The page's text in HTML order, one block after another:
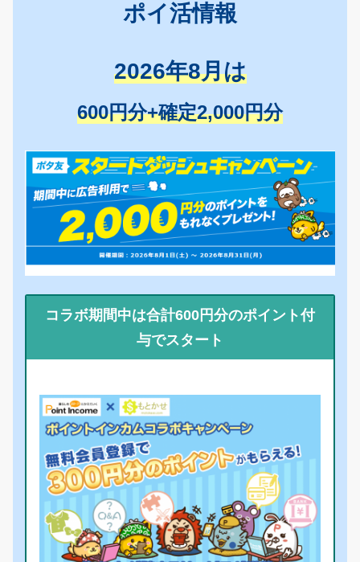
ポイ活情報
2026年8月は
600円分+確定2,000円分
コラボ期間中は合計600円分のポイント付
与でスタート